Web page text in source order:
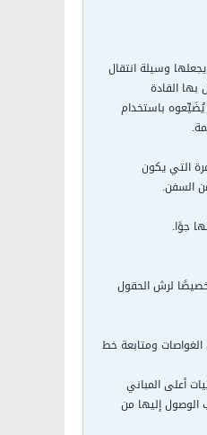
وسيلة انتقال
بها القادة
يُضَيِّعوه باستخدام
التي يكون
السفن.
جوًا.
خصيصًا لرش الحقول
الغواصات ومتابعة خط
أعلى المباني
الوصول إليها من